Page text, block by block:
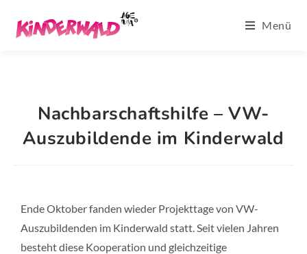
Menü
Nachbarschaftshilfe – VW-
Auszubildende im Kinderwald
Ende Oktober fanden wieder Projekttage von VW-
Auszubildenden im Kinderwald statt. Seit vielen Jahren
besteht diese Kooperation und gleichzeitige